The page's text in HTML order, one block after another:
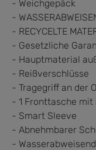
- Weichgepäck
-
- RECYCELTE
- Gesetzliche
- Hauptmaterial
- Reißverschlüsse
- Tragegriff an der
- 1 Fronttasche mit
- Smart Sleeve
- Abnehmbarer
-